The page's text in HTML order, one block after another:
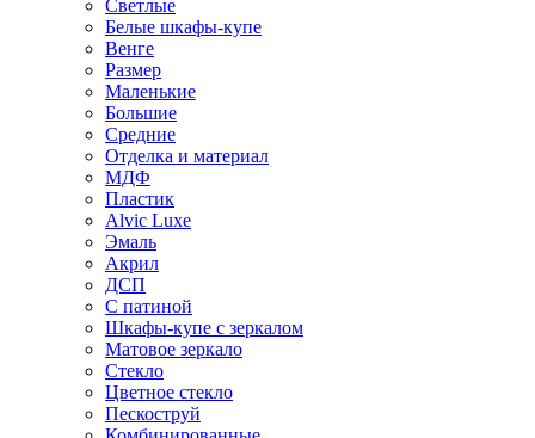
Светлые
Белые шкафы-купе
Венге
Размер
Маленькие
Большие
Средние
Отделка и материал
МДФ
Пластик
Alvic Luxe
Эмаль
Акрил
ДСП
С патиной
Шкафы-купе с зеркалом
Матовое зеркало
Стекло
Цветное стекло
Пескоструй